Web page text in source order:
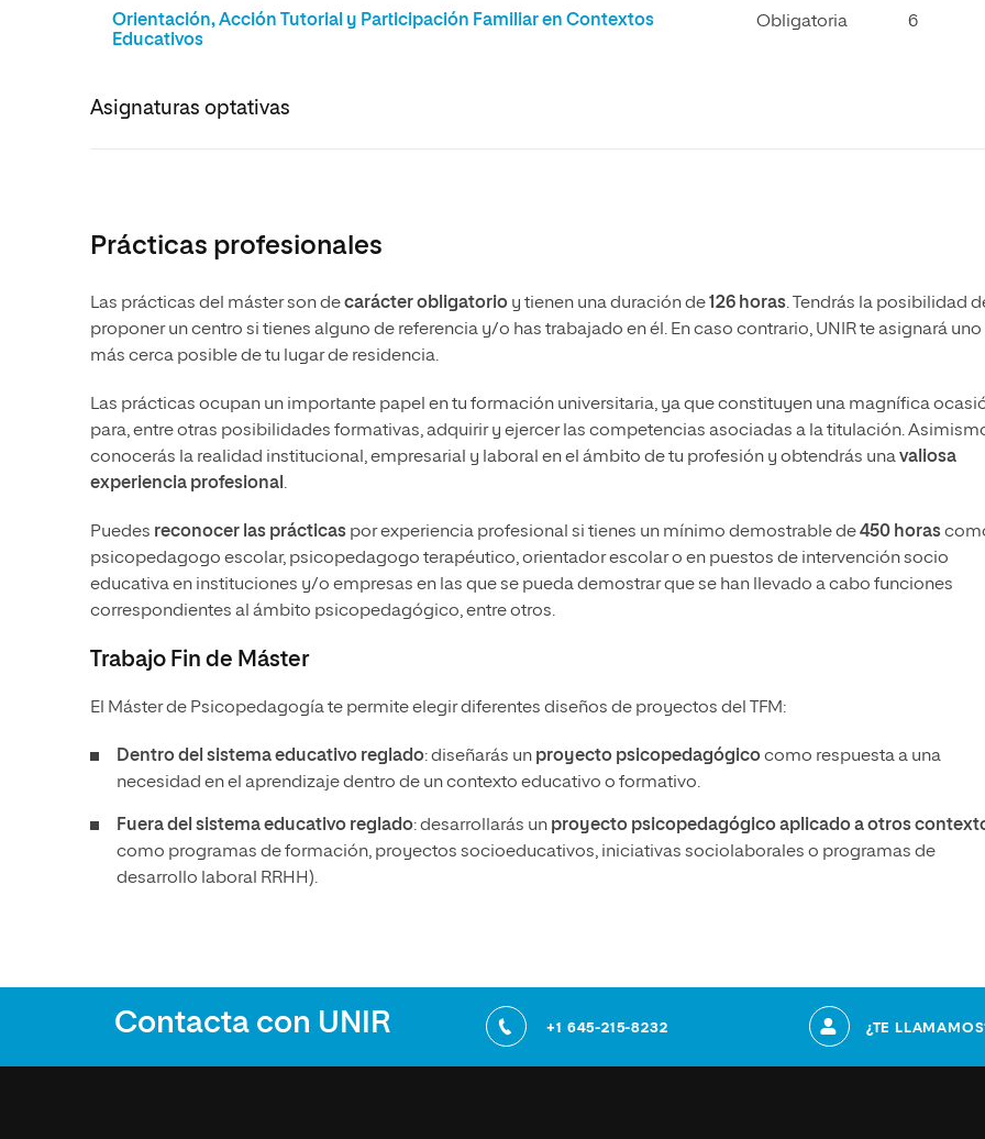
Orientación, Acción Tutorial y Participación Familiar en Contextos
Educativos
Obligatoria 6
Asignaturas optativas
Prácticas profesionales
Las prácticas del máster son decarácter obligatorio y tienen una duración de126 horas. Tendrás la posibilidad
proponer un centro si tienes alguno de referencia y/o has trabajado en él. En caso contrario, UNIR te asignará uno
más cerca posible de tu lugar de residencia.
Las prácticas ocupan un importante papel en tu formación universitaria, ya que constituyen una magnífica
para, entre otras posibilidades formativas, adquirir y ejercer las competencias asociadas a la titulación.
conocerás la realidad institucional, empresarial y laboral en el ámbito de tu profesión y obtendrás unavaliosa
experiencia profesional .
Puedes reconocer las prácticas por experiencia profesional si tienes un mínimo demostrable de450 horas
psicopedagogo escolar, psicopedagogo terapéutico, orientador escolar o en puestos de intervención socio
educativa en instituciones y/o empresas en las que se pueda demostrar que se han llevado a cabo funciones
correspondientes al ámbito psicopedagógico, entre otros.
Trabajo Fin de Máster
El Máster de Psicopedagogía te permite elegir diferentes diseños de proyectos del TFM:
Dentro del sistema educativo reglado: diseñarás un proyecto psicopedagógicocomo respuesta a una
necesidad en el aprendizaje dentro de un contexto educativo o formativo.
Fuera del sistema educativo reglado: desarrollarás un proyecto psicopedagógico aplicado a otros
como programas de formación, proyectos socioeducativos, iniciativas sociolaborales o programas de
desarrollo laboral RRHH).
Contacta con UNIR +1 645-215-8232 ¿TE